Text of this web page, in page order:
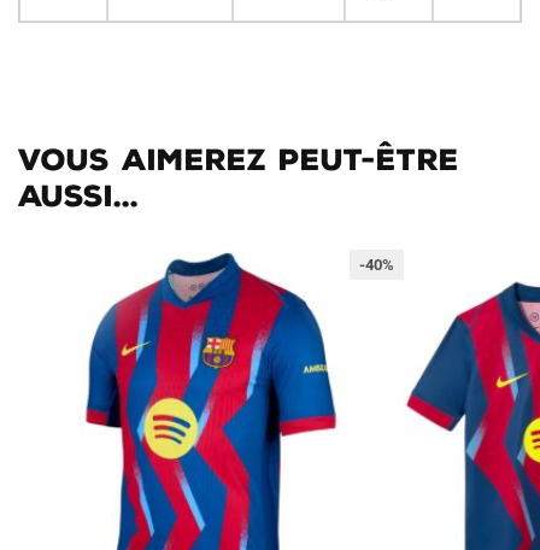
Vous aimerez peut-être
aussi...
-40%